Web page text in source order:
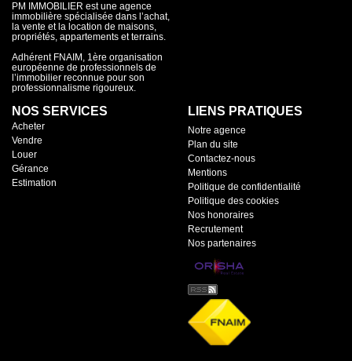
PM IMMOBILIER est une agence
immobilière spécialisée dans l’achat,
la vente et la location de maisons,
propriétés, appartements et terrains.
Adhérent FNAIM, 1ère organisation
européenne de professionnels de
l’immobilier reconnue pour son
professionnalisme rigoureux.
NOS SERVICES
Acheter
Vendre
Louer
Gérance
Estimation
LIENS PRATIQUES
Notre agence
Plan du site
Contactez-nous
Mentions
Politique de confidentialité
Politique des cookies
Nos honoraires
Recrutement
Nos partenaires